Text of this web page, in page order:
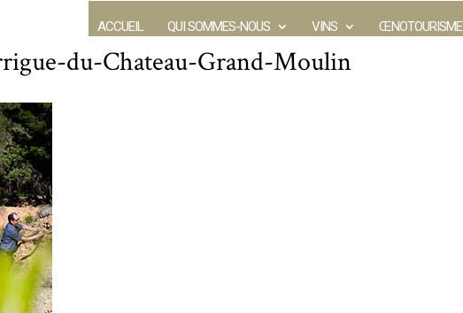
ACCUEIL QUI SOMMES-NOUS VINS ŒNOTOURISME
du-Chateau-Grand-Moulin